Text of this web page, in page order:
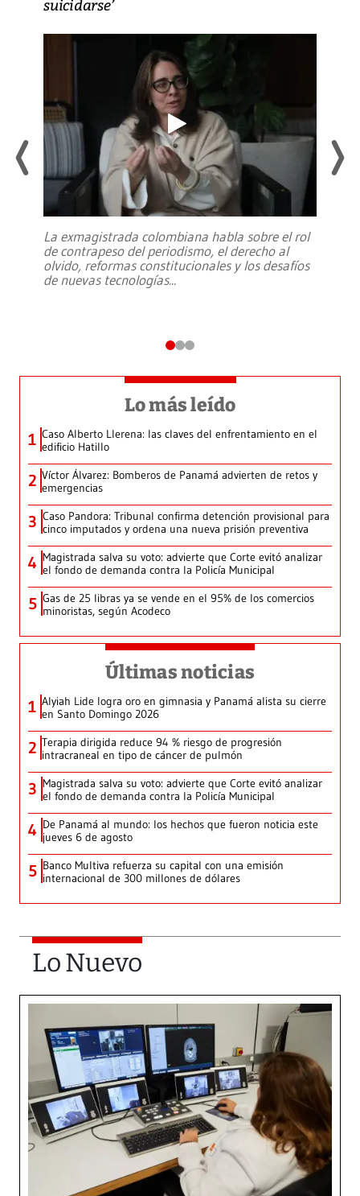
suicidarse’
La exmagistrada colombiana habla sobre el rol
de contrapeso del periodismo, el derecho al
olvido, reformas constitucionales y los desafíos
de nuevas tecnologías...
Lo más leído
1 Caso Alberto Llerena: las claves del enfrentamiento en el
edificio Hatillo
2 Víctor Álvarez: Bomberos de Panamá advierten de retos y
emergencias
3 Caso Pandora: Tribunal confirma detención provisional para
cinco imputados y ordena una nueva prisión preventiva
4 Magistrada salva su voto: advierte que Corte evitó analizar
el fondo de demanda contra la Policía Municipal
5 Gas de 25 libras ya se vende en el 95% de los comercios
minoristas, según Acodeco
Últimas noticias
1 Alyiah Lide logra oro en gimnasia y Panamá alista su cierre
en Santo Domingo 2026
2 Terapia dirigida reduce 94 % riesgo de progresión
intracraneal en tipo de cáncer de pulmón
3 Magistrada salva su voto: advierte que Corte evitó analizar
el fondo de demanda contra la Policía Municipal
4 De Panamá al mundo: los hechos que fueron noticia este
jueves 6 de agosto
5 Banco Multiva refuerza su capital con una emisión
internacional de 300 millones de dólares
Lo Nuevo